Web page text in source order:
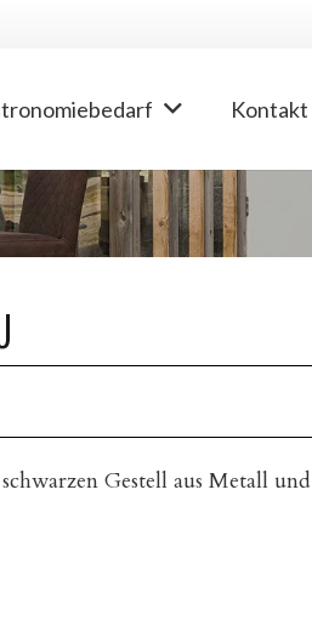
Kontakt
Gestell aus Metall